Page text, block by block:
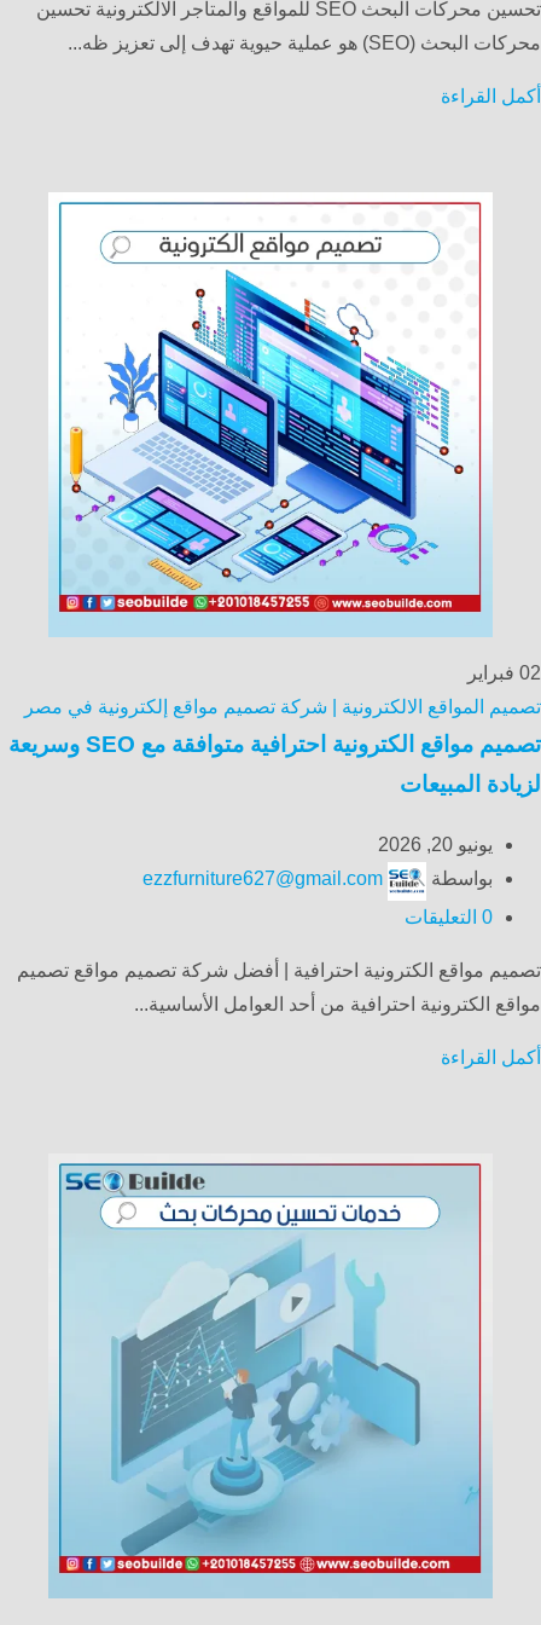
تحسين محركات البحث SEO للمواقع والمتاجر الالكترونية تحسين
محركات البحث (SEO) هو عملية حيوية تهدف إلى تعزيز ظه...
أكمل القراءة
02 فبراير
تصميم المواقع الالكترونية | شركة تصميم مواقع إلكترونية في مصر
تصميم مواقع الكترونية احترافية متوافقة مع SEO وسريعة
لزيادة المبيعات
يونيو 20, 2026
بواسطة
ezzfurniture627@gmail.com
0 التعليقات
تصميم مواقع الكترونية احترافية | أفضل شركة تصميم مواقع تصميم
مواقع الكترونية احترافية من أحد العوامل الأساسية...
أكمل القراءة